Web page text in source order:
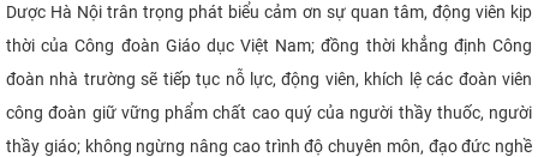
Dược Hà Nội trân trọng phát biểu cảm ơn sự quan tâm, động viên kịp
thời của Công đoàn Giáo dục Việt Nam; đồng thời khẳng định Công
đoàn nhà trường sẽ tiếp tục nỗ lực, động viên, khích lệ các đoàn viên
công đoàn giữ vững phẩm chất cao quý của người thầy thuốc, người
thầy giáo; không ngừng nâng cao trình độ chuyên môn, đạo đức nghề